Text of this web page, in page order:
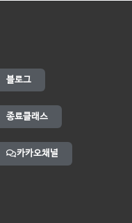
블로그
종료클래스
카카오채널